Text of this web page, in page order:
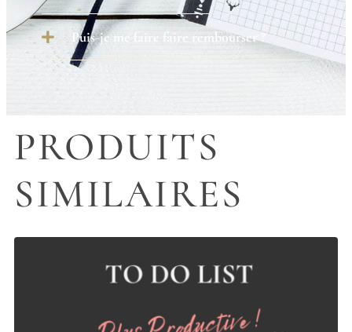
Puis-je me faire faire rembourser ?
PRODUITS
SIMILAIRES